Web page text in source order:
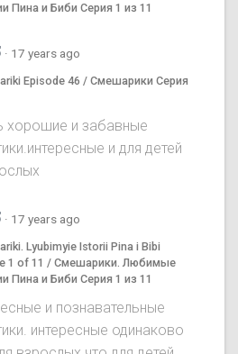
Пина и Биби Серия 1 из 11
· 17 years ago
Episode 46 / Смешарики Серия
хорошие и забавные
и для детей
· 17 years ago
Lyubimyie Istorii Pina i Bibi
1 of 11 / Смешарики. Любимые
Пина и Биби Серия 1 из 11
и познавательные
интересные одинаково